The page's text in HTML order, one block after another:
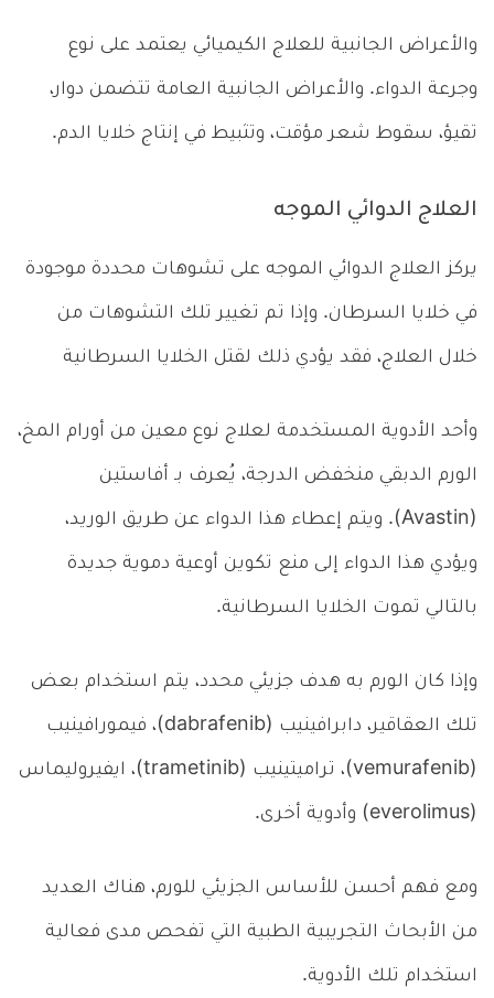
والأعراض الجانبية للعلاج الكيميائي يعتمد على نوع
وجرعة الدواء. والأعراض الجانبية العامة تتضمن دوار،
تقيؤ، سقوط شعر مؤقت، وتثبيط في إنتاج خلايا الدم.
العلاج الدوائي الموجه
يركز العلاج الدوائي الموجه على تشوهات محددة موجودة
في خلايا السرطان. وإذا تم تغيير تلك التشوهات من
خلال العلاج، فقد يؤدي ذلك لقتل الخلايا السرطانية
وأحد الأدوية المستخدمة لعلاج نوع معين من أورام المخ،
الورم الدبقي منخفض الدرجة، يُعرف بـ أفاستين
(Avastin). ويتم إعطاء هذا الدواء عن طريق الوريد،
ويؤدي هذا الدواء إلى منع تكوين أوعية دموية جديدة
بالتالي تموت الخلايا السرطانية.
وإذا كان الورم به هدف جزيئي محدد، يتم استخدام بعض
تلك العقاقير، دابرافينيب (dabrafenib)، فيمورافينيب
(vemurafenib)، تراميتينيب (trametinib)، ايفيروليماس
(everolimus) وأدوية أخرى.
ومع فهم أحسن للأساس الجزيئي للورم، هناك العديد
من الأبحاث التجريبية الطبية التي تفحص مدى فعالية
استخدام تلك الأدوية.